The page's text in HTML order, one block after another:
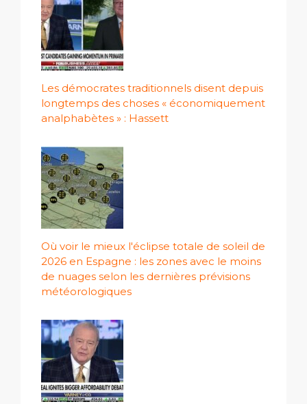
Les démocrates traditionnels disent depuis
longtemps des choses « économiquement
analphabètes » : Hassett
Où voir le mieux l'éclipse totale de soleil de
2026 en Espagne : les zones avec le moins
de nuages ​​selon les dernières prévisions
météorologiques